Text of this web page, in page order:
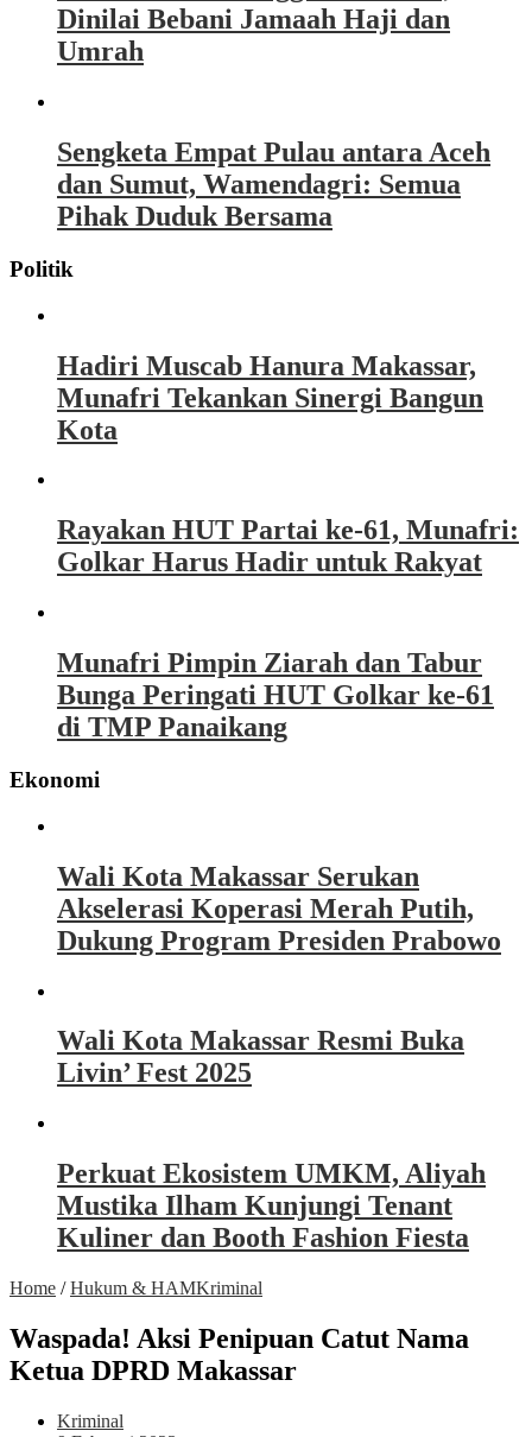
Dinilai Bebani Jamaah Haji dan
Umrah
Sengketa Empat Pulau antara Aceh
dan Sumut, Wamendagri: Semua
Pihak Duduk Bersama
Politik
Hadiri Muscab Hanura Makassar,
Munafri Tekankan Sinergi Bangun
Kota
Rayakan HUT Partai ke-61, Munafri:
Golkar Harus Hadir untuk Rakyat
Munafri Pimpin Ziarah dan Tabur
Bunga Peringati HUT Golkar ke-61
di TMP Panaikang
Ekonomi
Wali Kota Makassar Serukan
Akselerasi Koperasi Merah Putih,
Dukung Program Presiden Prabowo
Wali Kota Makassar Resmi Buka
Livin’ Fest 2025
Perkuat Ekosistem UMKM, Aliyah
Mustika Ilham Kunjungi Tenant
Kuliner dan Booth Fashion Fiesta
Home /Hukum & HAMKriminal
Waspada! Aksi Penipuan Catut Nama
Ketua DPRD Makassar
Kriminal